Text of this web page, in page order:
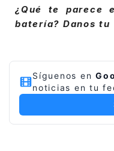
¿Qué te parece
batería? Danos tu
Síguenos en
noticias en tu